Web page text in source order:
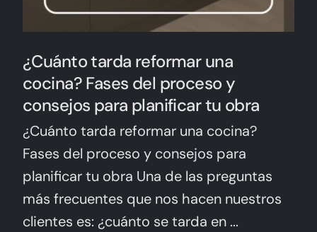
¿Cuánto tarda reformar una
cocina? Fases del proceso y
consejos para planificar tu obra
¿Cuánto tarda reformar una cocina?
Fases del proceso y consejos para
planificar tu obra Una de las preguntas
más frecuentes que nos hacen nuestros
clientes es: ¿cuánto se tarda en ...